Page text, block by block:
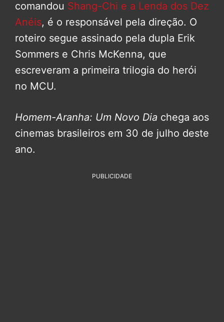
comandou Shang-Chi e a Lenda dos Dez
Anéis, é o responsável pela direção. O
roteiro segue assinado pela dupla Erik
Sommers e Chris McKenna, que
escreveram a primeira trilogia do herói
no MCU.
Homem-Aranha: Um Novo Dia chega aos
cinemas brasileiros em 30 de julho deste
ano.
PUBLICIDADE